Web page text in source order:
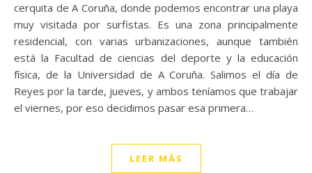
cerquita de A Coruña, donde podemos encontrar una playa
muy visitada por surfistas. Es una zona principalmente
residencial, con varias urbanizaciones, aunque también
está la Facultad de ciencias del deporte y la educación
física, de la Universidad de A Coruña. Salimos el día de
Reyes por la tarde, jueves, y ambos teníamos que trabajar
el viernes, por eso decidimos pasar esa primera…
LEER MÁS